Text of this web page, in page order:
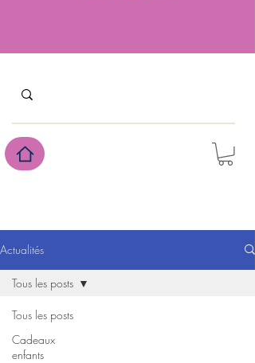
Actualités
Tous les posts
Cadeaux
enfants
Tous les posts